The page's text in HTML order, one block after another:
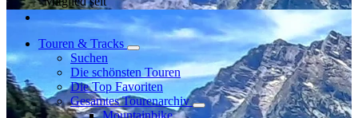
Touren & Tracks
Suchen
Die schönsten Touren
Die Top Favoriten
Gesamtes Tourenarchiv
Mountainbike